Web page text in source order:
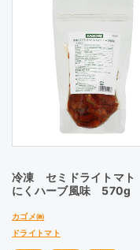
冷凍 セミドライトマ
にくハーブ風味 570g
カゴメ㈱
ドライトマト